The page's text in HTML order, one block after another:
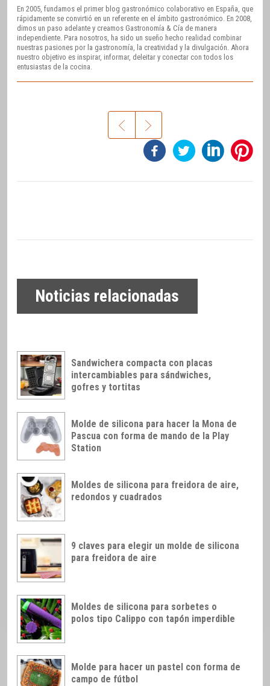
En 2005, fundamos el primer blog gastronómico colaborativo en España, que
rápidamente se convirtió en un referente en el ámbito gastronómico. En 2008,
dimos un paso adelante y creamos Gastronomía & Cía de manera
independiente. Para nosotros, ha sido un sueño hecho realidad combinar
nuestras pasiones por la gastronomía, la creatividad y la divulgación. Ahora
nuestro objetivo es inspirar, informar, deleitar y conectar con todos los
entusiastas de la cocina.
Noticias relacionadas
Sandwichera compacta con placas
intercambiables para sándwiches,
gofres y tortitas
Molde de silicona para hacer la Mona de
Pascua con forma de mando de la Play
Station
Moldes de silicona para freidora de aire,
redondos y cuadrados
9 claves para elegir un molde de silicona
para freidora de aire
Moldes de silicona para sorbetes o
polos tipo Calippo con tapón imperdible
Molde para hacer un pastel con forma de
campo de fútbol